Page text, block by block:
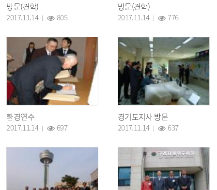
방문(견학)
2017.11.14 805
방문(견학)
2017.11.14 776
환경연수
2017.11.14 697
경기도지사 방문
2017.11.14 637